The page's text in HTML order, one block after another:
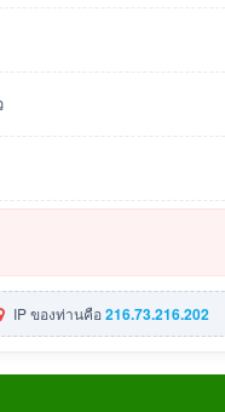
IP ของท่านคือ216.73.216.202